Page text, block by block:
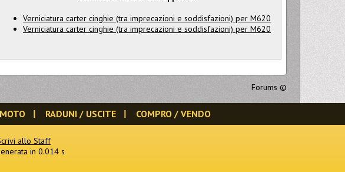
Verniciatura carter cinghie (tra imprecazioni e soddisfazioni) per M620
Verniciatura carter cinghie (tra imprecazioni e soddisfazioni) per M620
Forums ©
RADUNI / USCITE COMPRO / VENDO
allo Staff
in 0.014 s